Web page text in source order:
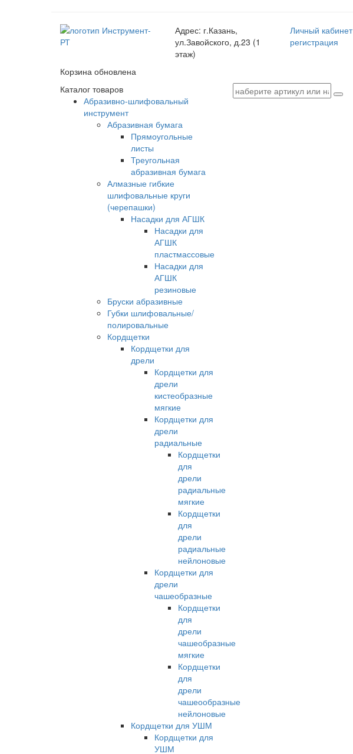
Адрес: г.Казань,
ул.Завойского, д.23 (1
этаж)
Личный кабинет
регистрация
Корзина обновлена
Каталог товаров
Абразивно-шлифовальный
инструмент
Абразивная бумага
Прямоугольные
листы
Треугольная
абразивная бумага
Алмазные гибкие
шлифовальные круги
(черепашки)
Насадки для АГШК
Насадки для
АГШК
пластмассовые
Насадки для
АГШК
резиновые
Бруски абразивные
Губки шлифовальные/
полировальные
Кордщетки
Кордщетки для
дрели
Кордщетки для
дрели
кистеобразные
мягкие
Кордщетки для
дрели
радиальные
Кордщетки
для
дрели
радиальные
мягкие
Кордщетки
для
дрели
радиальные
нейлоновые
Кордщетки для
дрели
чашеобразные
Кордщетки
для
дрели
чашеобразные
мягкие
Кордщетки
для
дрели
чашеообразные
нейлоновые
Кордщетки для УШМ
Кордщетки для
УШМ